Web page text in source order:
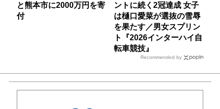
と熊本市に2000万円を寄
付
ントに続く2冠達成 女子
は樋口愛菜が選抜の雪辱
を果たす／男女スプリン
ト『2026インターハイ自
転車競技』
Recommended by